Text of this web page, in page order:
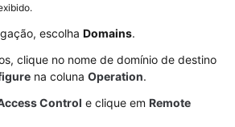
escolha Domains.
clique no nome de domínio de destino
na coluna Operation.
Control e clique em Remote